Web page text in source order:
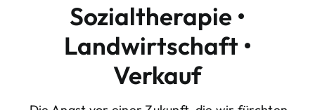
Sozialtherapie •
Landwirtschaft •
Verkauf